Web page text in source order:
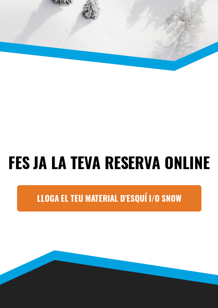
FES JA LA TEVA RESERVA ONLINE
LLOGA EL TEU MATERIAL D'ESQUÍ I/O SNOW